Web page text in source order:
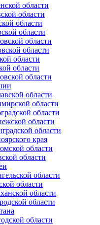
области
области
области
области
области
области
области
области
области
области
области
области
области
области
края
области
области
области
области
области
области
области